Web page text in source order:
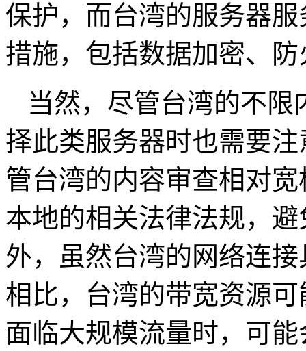
保护，而台湾的服务器
措施，包括数据加密、
当然，尽管台湾的不
择此类服务器时也需要
管台湾的内容审查相对
本地的相关法律法规，
外，虽然台湾的网络连
相比，台湾的带宽资源
面临大规模流量时，可